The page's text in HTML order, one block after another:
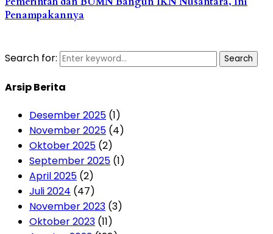
Penampakannya
Search for: Search
Arsip Berita
Desember 2025 (1)
November 2025 (4)
Oktober 2025 (2)
September 2025 (1)
April 2025 (2)
Juli 2024 (47)
November 2023 (3)
Oktober 2023 (11)